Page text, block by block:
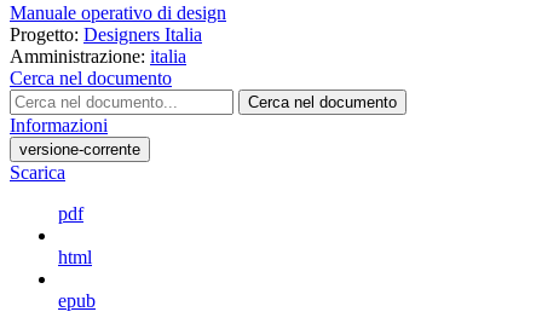
Manuale operativo di design
Progetto: Designers Italia
Amministrazione: italia
Cerca nel documento
Cerca nel documento
Informazioni
versione-corrente
Scarica
pdf
html
epub